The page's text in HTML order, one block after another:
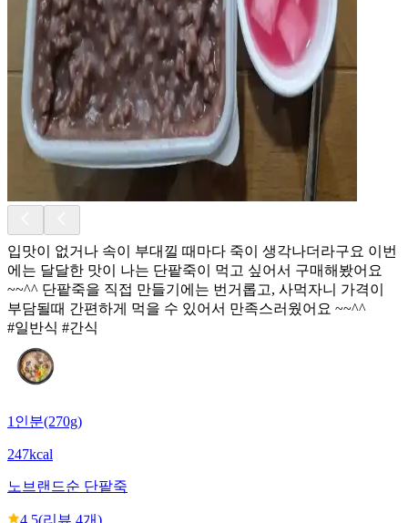
입맛이 없거나 속이 부대낄 때마다 죽이 생각나더라구요 이번
에는 달달한 맛이 나는 단팥죽이 먹고 싶어서 구매해봤어요
~~^^ 단팥죽을 직접 만들기에는 번거롭고, 사먹자니 가격이
부담될때 간편하게 먹을 수 있어서 만족스러웠어요 ~~^^
#일반식 #간식
1인분(270g)
247kcal
노브랜드순 단팥죽
4.5(리뷰 4개)